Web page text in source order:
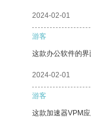
2024-02-01
游客
这款办公软件的界
2024-02-01
游客
这款加速器VPM